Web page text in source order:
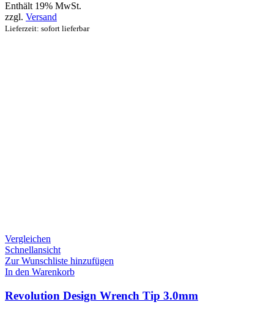
Enthält 19% MwSt.
zzgl. Versand
Lieferzeit: sofort lieferbar
Vergleichen
Schnellansicht
Zur Wunschliste hinzufügen
In den Warenkorb
Revolution Design Wrench Tip 3.0mm